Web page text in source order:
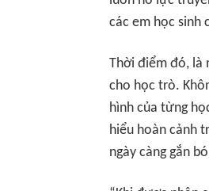
các em học sinh
Thời điểm đó, là
cho học trò.
hình của từng
hiểu hoàn cảnh
ngày càng gắn